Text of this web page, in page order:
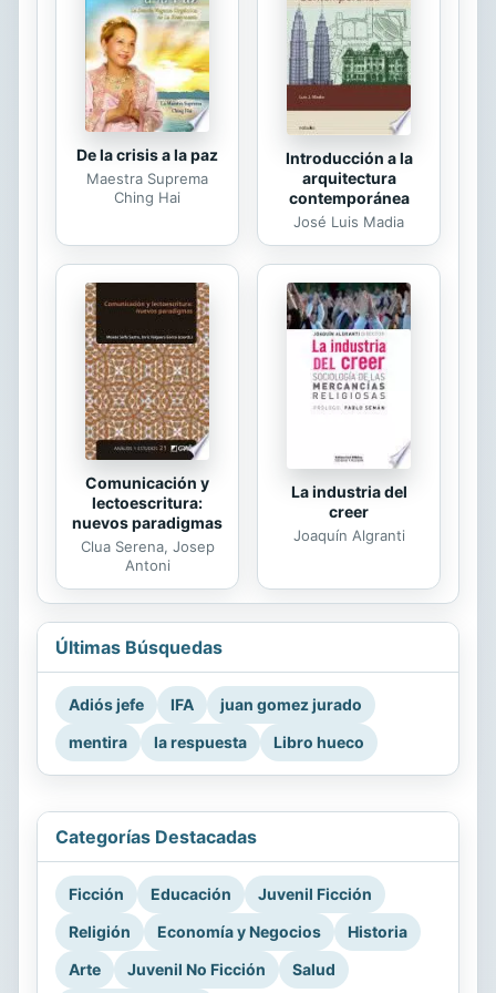
anatematizadas por el falangismo:
desde la romántica a la vanguardista.
De la crisis a la paz
Maestra Suprema
Ching Hai
Introducción a la
arquitectura
contemporánea
José Luis Madia
Comunicación y
lectoescritura:
nuevos paradigmas
Clua Serena, Josep
Antoni
La industria del
creer
Joaquín Algranti
Últimas Búsquedas
Adiós jefe IFA
juan gomez jurado
mentira
la respuesta Libro hueco
Categorías Destacadas
Ficción Educación
Juvenil Ficción
Religión
Economía y Negocios
Historia
Arte
Juvenil No Ficción Salud